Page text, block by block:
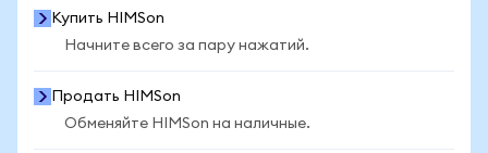
Купить HIMSon
Начните всего за пару нажатий.
Продать HIMSon
Обменяйте HIMSon на наличные.